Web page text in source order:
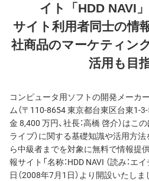
イト「HDD NAVI
サイト利用者同士の情
社商品のマーケティン
活用も目
コンピュータ用ソフトの開発メーカ
ム（〒110-8654 東京都台東区台東1-3-
金 8,400 万円、社長：高橋 啓介）はこ
ライブ）に関する基礎知識や活用方
ら中級者までを対象に無料で情報提
報サイト「名称：HDD NAVI （読み：エ
日（2008年7月1日）より開設いたしま